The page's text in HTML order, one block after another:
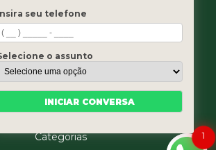
Home
Quem somos
Serviços
Blog
Categorias
1
seu telefone
o assunto
INICIAR CONVERSA